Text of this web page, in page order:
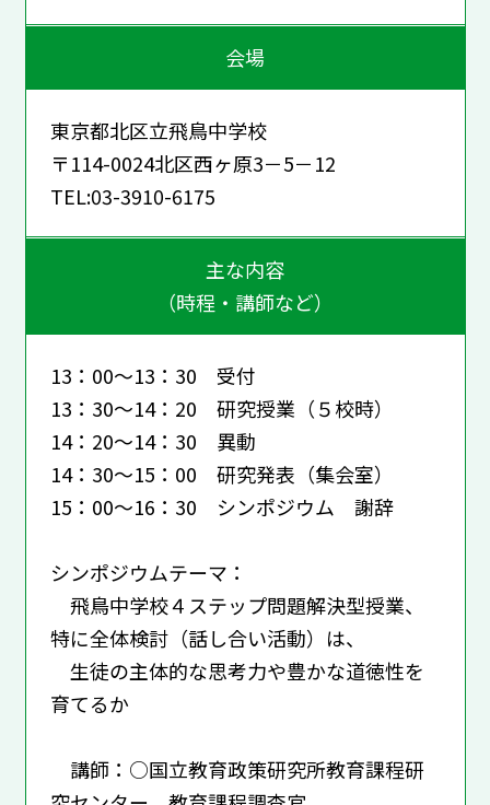
会場
東京都北区立飛鳥中学校
〒114-0024北区西ヶ原3－5－12
TEL:03-3910-6175
主な内容
（時程・講師など）
13：00～13：30 受付
13：30～14：20 研究授業（５校時）
14：20～14：30 異動
14：30～15：00 研究発表（集会室）
15：00～16：30 シンポジウム 謝辞
シンポジウムテーマ：
飛鳥中学校４ステップ問題解決型授業、
特に全体検討（話し合い活動）は、
生徒の主体的な思考力や豊かな道徳性を
育てるか
講師：○国立教育政策研究所教育課程研